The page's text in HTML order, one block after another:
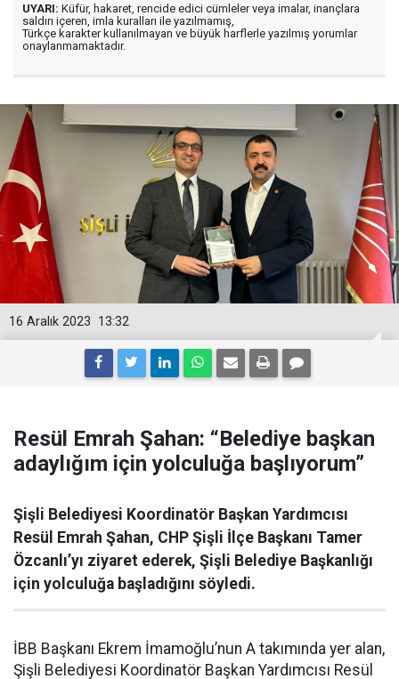
UYARI: Küfür, hakaret, rencide edici cümleler veya imalar, inançlara
saldırı içeren, imla kuralları ile yazılmamış,
Türkçe karakter kullanılmayan ve büyük harflerle yazılmış yorumlar
onaylanmamaktadır.
13:32
16 Aralık 2023
Resül Emrah Şahan: “Belediye başkan
adaylığım için yolculuğa başlıyorum”
Şişli Belediyesi Koordinatör Başkan Yardımcısı
Resül Emrah Şahan, CHP Şişli İlçe Başkanı Tamer
Özcanlı’yı ziyaret ederek, Şişli Belediye Başkanlığı
için yolculuğa başladığını söyledi.
İBB Başkanı Ekrem İmamoğlu’nun A takımında yer alan,
Şişli Belediyesi Koordinatör Başkan Yardımcısı Resül